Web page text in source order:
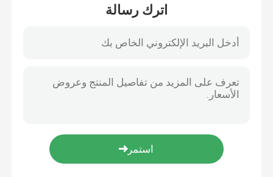
اترك رسالة